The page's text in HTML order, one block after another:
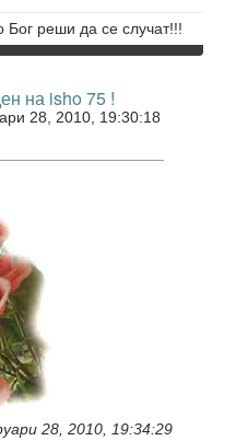
реши да се случат!!!
на isho 75 !
28, 2010, 19:30:18
28, 2010, 19:34:29